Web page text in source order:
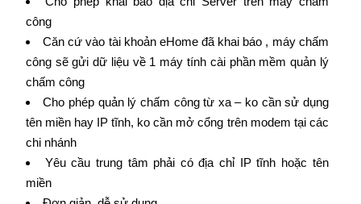
công
Căn cứ vào tài khoản eHome đã khai báo , máy chấm
công sẽ gửi dữ liệu về 1 máy tính cài phần mềm quản lý
chấm công
Cho phép quản lý chấm công từ xa – ko cần sử dụng
tên miền hay IP tĩnh, ko cần mở cổng trên modem tại các
chi nhánh
Yêu cầu trung tâm phải có địa chỉ IP tĩnh hoặc tên
miền